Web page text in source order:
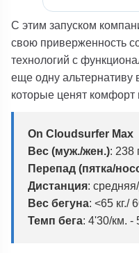
С этим запуском
свою приверженность
технологий с
еще одну альтернативу
которые ценят комфорт
On Cloudsurfer Max
Вес (муж./жен.): 238
Перепад (пятка/
Дистанция:
Вес бегуна: <65 кг./
Темп бега: 4'30/км. -